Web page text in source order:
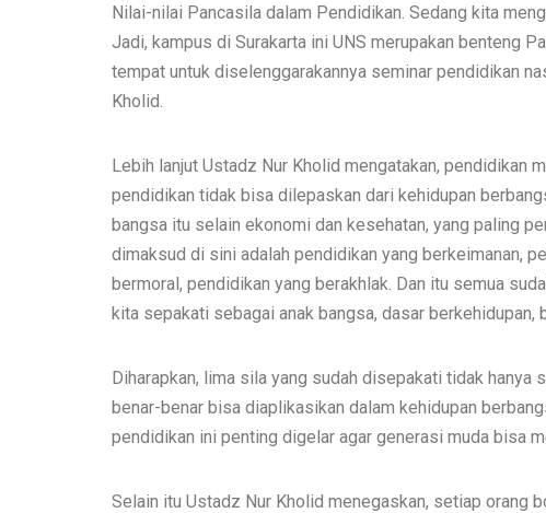
Nilai-nilai Pancasila dalam Pendidikan. Sedang kita
Jadi, kampus di Surakarta ini UNS merupakan benteng
tempat untuk diselenggarakannya seminar pendidikan
Kholid.
Lebih lanjut Ustadz Nur Kholid mengatakan, pendidikan
pendidikan tidak bisa dilepaskan dari kehidupan
bangsa itu selain ekonomi dan kesehatan, yang paling
dimaksud di sini adalah pendidikan yang berkeimanan,
bermoral, pendidikan yang berakhlak. Dan itu semua
kita sepakati sebagai anak bangsa, dasar berkehidupan,
Diharapkan, lima sila yang sudah disepakati tidak hanya
benar-benar bisa diaplikasikan dalam kehidupan
pendidikan ini penting digelar agar generasi muda bisa
Selain itu Ustadz Nur Kholid menegaskan, setiap orang